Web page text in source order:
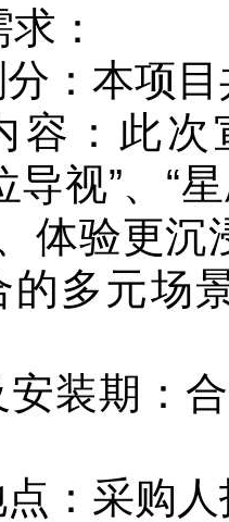
：
：本项
容：此次
导视”、“
体验更沉
的多元场
装期：
：采购